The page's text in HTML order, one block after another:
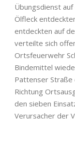
Übungsdienst
Ölfleck
entdeckten auf
verteilte sich
Ortsfeuerwehr
Bindemittel
Pattenser Straße
Richtung
den sieben
Verursacher der